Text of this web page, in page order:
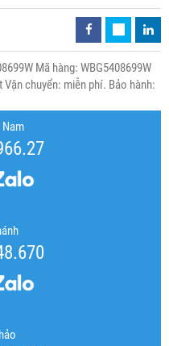
Mã hàng: WBG5408699W
chuyển: miễn phí. Bảo hành: